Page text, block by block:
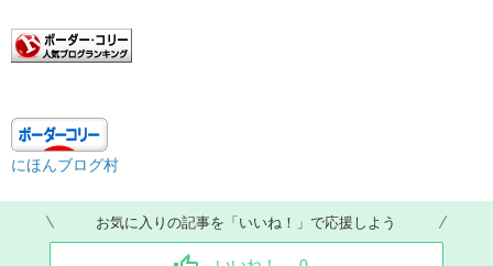
にほんブログ村
お気に入りの記事を「いいね！」で応援しよう